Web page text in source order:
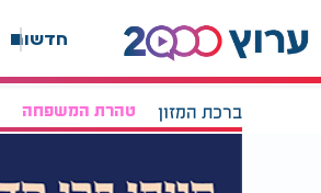
חדשות
ברכת המזון טהרת המשפחה